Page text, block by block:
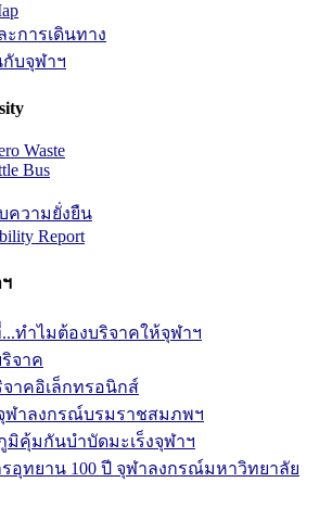
การเดินทาง
บจุฬาฯ
Waste
Bus
ความยั่งยืน
Report
ทำไมต้องบริจาคให้จุฬาฯ
จาค
จาคอิเล็กทรอนิกส์
ฬาลงกรณ์บรมราชสมภพฯ
มิคุ้มกันบำบัดมะเร็งจุฬาฯ
อุทยาน 100 ปี จุฬาลงกรณ์มหาวิทยาลัย